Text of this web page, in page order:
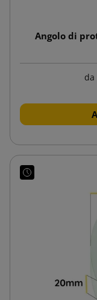
Angolo di
da